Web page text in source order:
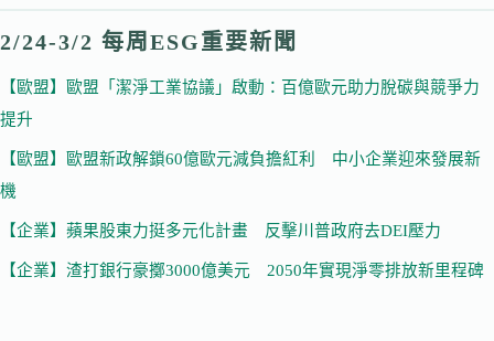
2/24-3/2 每周ESG重要新聞
【歐盟】歐盟「潔淨工業協議」啟動：百億歐元助力脫碳與競爭力
提升
【歐盟】歐盟新政解鎖60億歐元減負擔紅利 中小企業迎來發展新
機
【企業】蘋果股東力挺多元化計畫 反擊川普政府去DEI壓力
【企業】渣打銀行豪擲3000億美元 2050年實現淨零排放新里程碑